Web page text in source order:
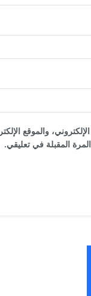
والموقع
المقبلة في تعليقي.